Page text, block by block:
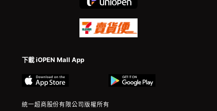
下載 iOPEN Mall App
統一超商股份有限公司版權所有